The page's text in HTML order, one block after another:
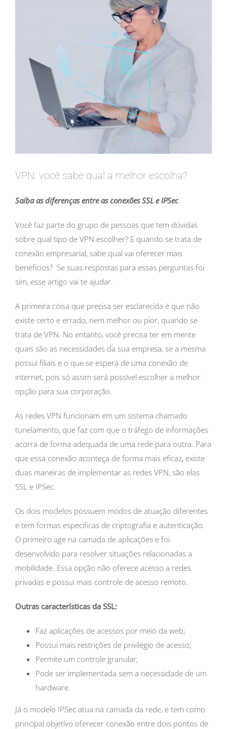
VPN: você sabe qual a melhor escolha?
Saiba as diferenças entre as conexões SSL e IPSec
Você faz parte do grupo de pessoas que tem dúvidas
sobre qual tipo de VPN escolher? E quando se trata de
conexão empresarial, sabe qual vai oferecer mais
benefícios? Se suas respostas para essas perguntas foi
sim, esse artigo vai te ajudar.
A primeira coisa que precisa ser esclarecida é que não
existe certo e errado, nem melhor ou pior, quando se
trata de VPN. No entanto, você precisa ter em mente
quais são as necessidades da sua empresa, se a mesma
possui filiais e o que se espera de uma conexão de
internet, pois só assim será possível escolher a melhor
opção para sua corporação.
As redes VPN funcionam em um sistema chamado
tunelamento, que faz com que o tráfego de informações
acorra de forma adequada de uma rede para outra. Para
que essa conexão aconteça de forma mais eficaz, existe
duas maneiras de implementar as redes VPN, são elas
SSL e IPSec.
Os dois modelos possuem modos de atuação diferentes
e tem formas especificas de criptografia e autenticação.
O primeiro age na camada de aplicações e foi
desenvolvido para resolver situações relacionadas a
mobilidade. Essa opção não oferece acesso a redes
privadas e possui mais controle de acesso remoto.
Outras características da SSL:
Faz aplicações de acessos por meio da web;
Possui mais restrições de privilégio de acesso;
Permite um controle granular;
Pode ser implementada sem a necessidade de um
hardware.
Já o modelo IPSec atua na camada da rede, e tem como
principal objetivo oferecer conexão entre dois pontos de